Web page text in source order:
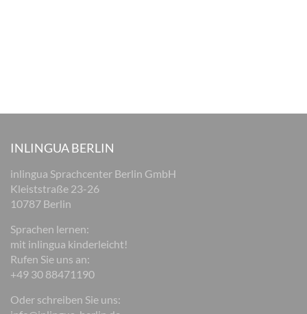
INLINGUA BERLIN
inlingua Sprachcenter Berlin GmbH
Kleiststraße 23-26
10787 Berlin
Sprachen lernen:
mit inlingua kinderleicht!
Rufen Sie uns an:
+49 30 88471190
Oder schreiben Sie uns: